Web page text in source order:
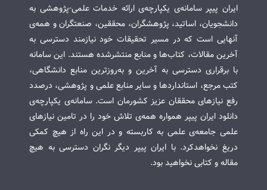
ایران پیپر سامانه‌ی یکپارچه‌ی ارائه خدمات علمی-پژوهشی به
دانشجویان، اساتید، پژوهشگران، محققین، صنعتگران و همه‌ی
آنهایی است که در مسیر تحقیقات خود نیازمند دسترسی به
آخرین مقالات، کتاب‌ها و منابع منتشرشده هستند. این سامانه
با برقراری دسترسی به آخرین و به‌روزترین منابع دانشگاهی،
کتب مرجع، استانداردها و سایر منابع علمی و پژوهشی، درصدد
رفع نیازهای محققان عزیز کشورمان است. سامانه‌ی یکپارچه‌ی
دانلود ایران پیپر همواره همه‌ی تلاش خود را در تامین نیازهای
علمی جامعه‌ی علمی به کاربسته و در این راه از هیچ کمکی
دریغ نخواهدکرد. با ایران پیپر دیگر نگران دسترسی به هیچ
مقاله و کتابی نخواهید بود.